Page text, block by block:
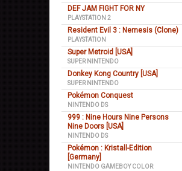
DEF JAM FIGHT FOR NY
PLAYSTATION 2
Resident Evil 3 : Nemesis (Clone)
PLAYSTATION
Super Metroid [USA]
SUPER NINTENDO
Donkey Kong Country [USA]
SUPER NINTENDO
Pokémon Conquest
NINTENDO DS
999 : Nine Hours Nine Persons
Nine Doors [USA]
NINTENDO DS
Pokémon : Kristall-Edition
[Germany]
NINTENDO GAMEBOY COLOR